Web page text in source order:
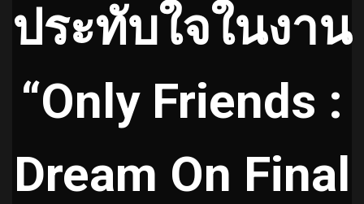
ประทับใจในงาน
“Only Friends :
Dream On Final